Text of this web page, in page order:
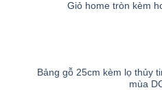
Giỏ home tròn kèm
Bảng gỗ 25cm kèm lọ thủy
mùa